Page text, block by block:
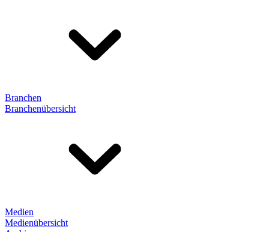
Branchen
Branchenübersicht
Medien
Medienübersicht